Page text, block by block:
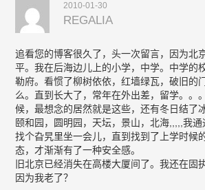
2010-01-30
REGALIA
追看您的博客很久了，头一次留言，因为北
平。我在后海边儿上的小学，中学。中学的
勒府。看惯了柳树依依，红墙绿瓦，破旧的
么。直到长大了，常年在外出差，留学。。
候，最想念的居然就是这些，还有冬日结了
颐和园，圆明园，天坛，景山，北海,,,,,我
找个旮旯里坐一会儿，直到找到了上学时候
态，才渐渐有了一种安全感。
旧北京已经消失在高楼大厦间了。我还在固
因为我老了？